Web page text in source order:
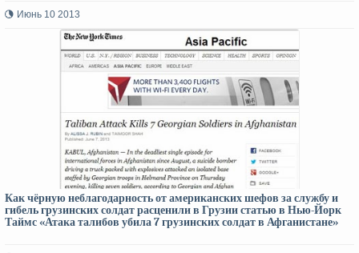
Июнь 10 2013
Как чёрную неблагодарность от американских шефов за службу и
гибель грузинских солдат расценили в Грузии статью в Нью-Йорк
Таймс «Атака талибов убила 7 грузинских солдат в Афганистане»